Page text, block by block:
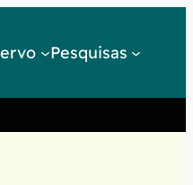
Pesquisas